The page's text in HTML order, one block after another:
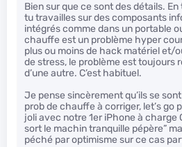
Bien sur que ce sont des détails.
tu travailles sur des composants
intégrés comme dans un portable
chauffe est un problème hyper
plus ou moins de hack matériel et/
de stress, le problème est toujours
d’une autre. C’est habituel.
Je pense sincèrement qu’ils se sont
prob de chauffe à corriger, let’s go
joli avec notre 1er iPhone à charge
sort le machin tranquille pépère”
péché par optimisme sur ce cas